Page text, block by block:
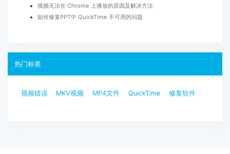
视频无法在 Chrome 上播放的原因及解决方法
如何修复PPT中 QuickTime 不可用的问题
热门标签
视频错误 MKV视频 MP4文件 QuickTime 修复软件